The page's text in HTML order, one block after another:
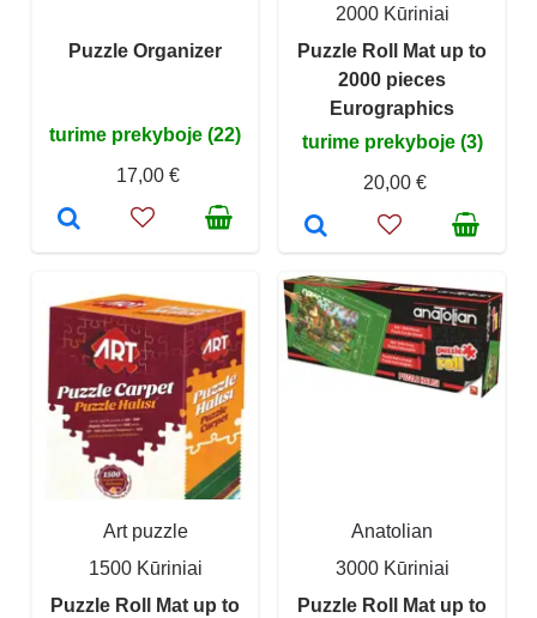
Puzzle Organizer
turime prekyboje (22)
17,00 €
2000 Kūriniai
Puzzle Roll Mat up to
2000 pieces
Eurographics
turime prekyboje (3)
20,00 €
Art puzzle
1500 Kūriniai
Puzzle Roll Mat up to
Anatolian
3000 Kūriniai
Puzzle Roll Mat up to